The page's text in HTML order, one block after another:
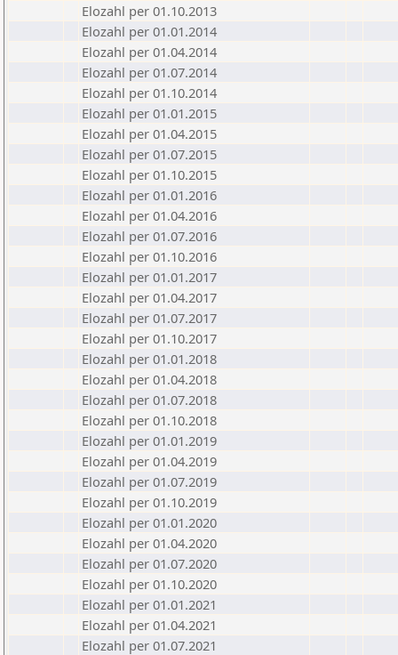
Elozahl per 01.10.2013
Elozahl per 01.01.2014
Elozahl per 01.04.2014
Elozahl per 01.07.2014
Elozahl per 01.10.2014
Elozahl per 01.01.2015
Elozahl per 01.04.2015
Elozahl per 01.07.2015
Elozahl per 01.10.2015
Elozahl per 01.01.2016
Elozahl per 01.04.2016
Elozahl per 01.07.2016
Elozahl per 01.10.2016
Elozahl per 01.01.2017
Elozahl per 01.04.2017
Elozahl per 01.07.2017
Elozahl per 01.10.2017
Elozahl per 01.01.2018
Elozahl per 01.04.2018
Elozahl per 01.07.2018
Elozahl per 01.10.2018
Elozahl per 01.01.2019
Elozahl per 01.04.2019
Elozahl per 01.07.2019
Elozahl per 01.10.2019
Elozahl per 01.01.2020
Elozahl per 01.04.2020
Elozahl per 01.07.2020
Elozahl per 01.10.2020
Elozahl per 01.01.2021
Elozahl per 01.04.2021
Elozahl per 01.07.2021